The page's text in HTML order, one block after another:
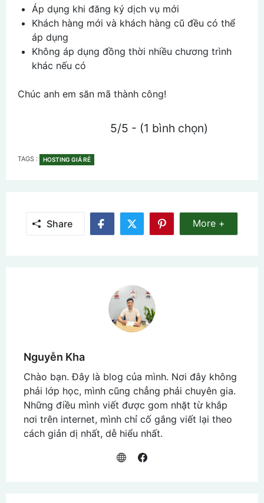
Áp dụng khi đăng ký dịch vụ mới
Khách hàng mới và khách hàng cũ đều có thể
áp dụng
Không áp dụng đồng thời nhiều chương trình
khác nếu có
Chúc anh em săn mã thành công!
5/5 - (1 bình chọn)
TAGS : TAGS
HOSTING GIÁ RẺ
Share
Share Share
Share More
More +
Nguyễn Kha
Chào bạn. Đây là blog của mình. Nơi đây không
phải lớp học, mình cũng chẳng phải chuyên gia.
Những điều mình viết được gom nhặt từ khắp
nơi trên internet, mình chỉ cố gắng viết lại theo
cách giản dị nhất, dễ hiểu nhất.